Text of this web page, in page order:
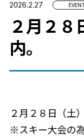
2026.2.27
２月２８
内。
２月２８日（土
※スキー大会の
無料シャトルバス
お客様へのお願い